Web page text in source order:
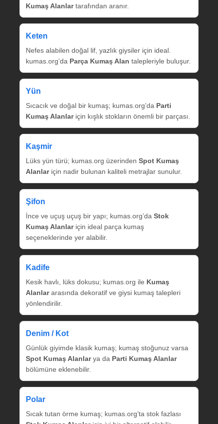
Kumaş Alanlartarafından aranır.
Keten
Nefes alabilen doğal lif, yazlık giysiler için ideal.
kumas.org’da Parça Kumaş Alan talepleriyle buluşur.
Yün
Sıcacık ve doğal bir kumaş; kumas.org’da Parti
Kumaş Alanlariçin kışlık stokların önemli bir parçası.
Kaşmir
Lüks yün türü; kumas.org üzerinden Spot Kumaş
Alanlariçin nadir bulunan kaliteli metrajlar sunulur.
Şifon
İnce ve uçuş uçuş bir yapı; kumas.org’da Stok
Kumaş Alanlariçin ideal parça kumaş
seçeneklerinde yer alabilir.
Kadife
Kesik havlı, lüks dokusu; kumas.org ile Kumaş
Alanlararasında dekoratif ve giysi kumaş talepleri
yönlendirilir.
Denim / Kot
Günlük giyimde klasik kumaş; kumaş stoğunuz varsa
Spot Kumaş Alanlarya da Parti Kumaş Alanlar
bölümüne eklenebilir.
Polar
Sıcak tutan örme kumaş; kumas.org’ta stok fazlası